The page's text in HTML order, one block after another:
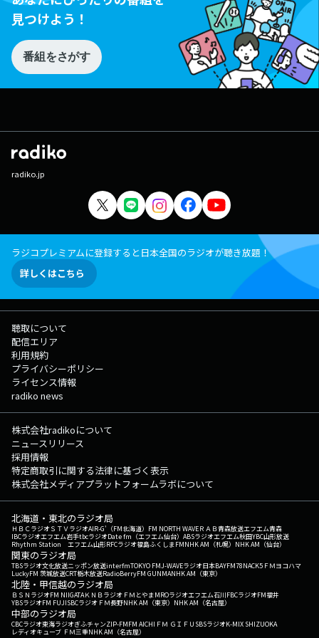
見つけよう！
番組をさがす
radiko.jp
ラジコプレミアムに登録すると日本全国のラジオが聴き放題！
詳しくはこちら
聴取について
配信エリア
利用規約
プライバシーポリシー
ライセンス情報
radiko news
株式会社radikoについて
ニュースリリース
採用情報
特定商取引に関する法律に基づく表示
株式会社メディアプラットフォームラボについて
北海道・東北のラジオ局
ＨＢＣラジオＳＴＶラジオAIR-G'（FM北海道） FM NORTH WAVEＲＡＢ青森放送エフエム青森
IBCラジオエフエム岩手tbcラジオDate fm（エフエム仙台） ABSラジオエフエム秋田YBC山形放送
Rhythm Station エフエム山形RFCラジオ福島ふくしまFMNHK AM（札幌） NHK AM（仙台）
関東のラジオ局
TBSラジオ文化放送ニッポン放送interfmTOKYO FMJ-WAVEラジオ日本BAYFM78NACK5 ＦＭヨコハマ
LuckyFM 茨城放送CRT栃木放送RadioBerryFM GUNMANHK AM（東京）
北陸・甲信越のラジオ局
ＢＳＮラジオFM NIIGATAＫＮＢラジオ ＦＭとやまMROラジオエフエム石川FBCラジオFM福井
YBSラジオFM FUJISBCラジオ ＦＭ長野NHK AM（東京） NHK AM（名古屋）
中部のラジオ局
CBCラジオ東海ラジオぎふチャンZIP-FMFM AICHI ＦＭ ＧＩＦＵ SBSラジオK-MIX SHIZUOKA
レディオキューブ ＦＭ三重NHK AM（名古屋）